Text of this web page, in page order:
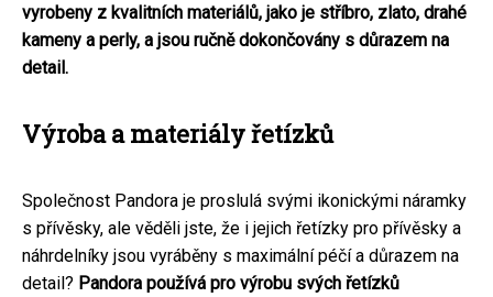
vyrobeny z kvalitních materiálů, jako je stříbro, zlato, drahé
kameny a perly, a jsou ručně dokončovány s důrazem na
detail.
Výroba a materiály řetízků
Společnost Pandora je proslulá svými ikonickými náramky
s přívěsky, ale věděli jste, že i jejich řetízky pro přívěsky a
náhrdelníky jsou vyráběny s maximální péčí a důrazem na
detail? Pandora používá pro výrobu svých řetízků